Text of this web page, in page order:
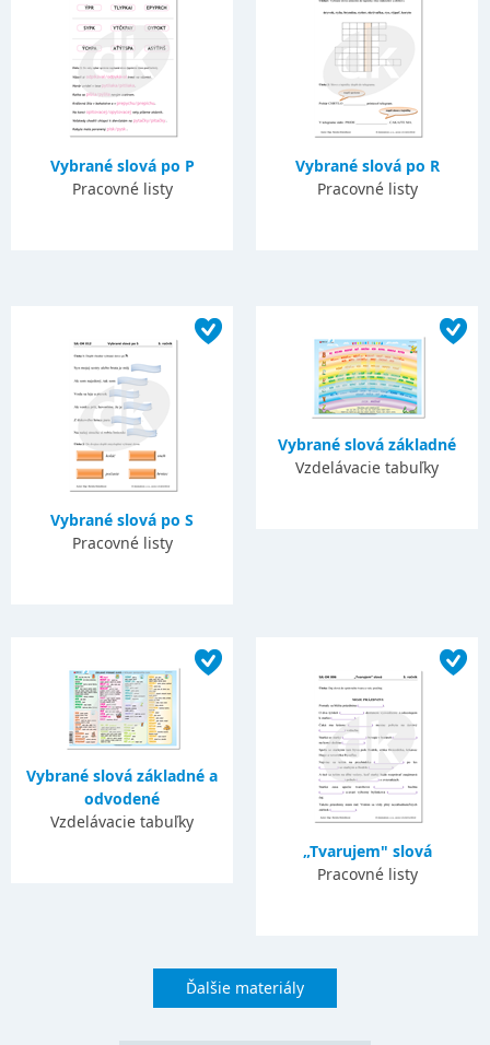
Vybrané slová po P
Pracovné listy
Vybrané slová po R
Pracovné listy
Vybrané slová po S
Pracovné listy
Vybrané slová základné
Vzdelávacie tabuľky
Vybrané slová základné a
odvodené
Vzdelávacie tabuľky
„Tvarujem" slová
Pracovné listy
Ďalšie materiály